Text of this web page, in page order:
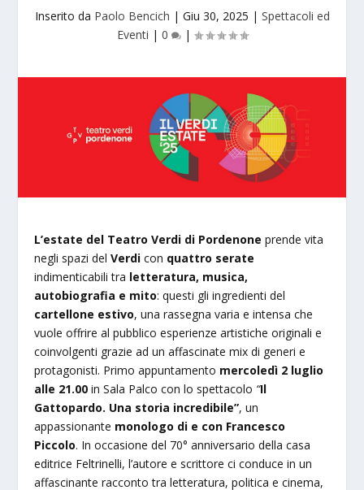
Inserito da Paolo Bencich | Giu 30, 2025 | Spettacoli ed
Eventi | 0 |
L’estate del TeatroVerdi di Pordenone prende vita
negli spazi delVerdi con quattro serate
indimenticabili tra letteratura, musica,
autobiografia e mito: questi gli ingredienti del
cartellone estivo, una rassegna varia e intensa che
vuole offrire al pubblico esperienze artistiche originali e
coinvolgenti grazie ad un affascinate mix di generi e
protagonisti. Primo appuntamento mercoledì 2 luglio
alle 21.00 in Sala Palco con lo spettacolo “Il
Gattopardo. Una storia incredibile”, un
appassionante monologo di e con Francesco
Piccolo. In occasione del 70° anniversario della casa
editrice Feltrinelli, l’autore e scrittore ci conduce in un
affascinante racconto tra letteratura, politica e cinema,